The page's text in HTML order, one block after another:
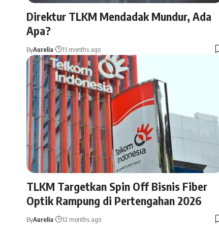
Direktur TLKM Mendadak Mundur, Ada
Apa?
ByAurelia 11 months ago
TLKM Targetkan Spin Off Bisnis Fiber
Optik Rampung di Pertengahan 2026
ByAurelia 12 months ago